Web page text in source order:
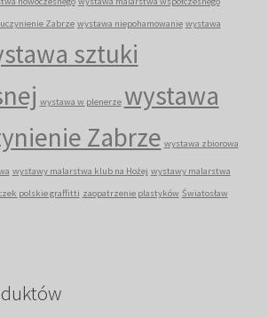
Zabrze wystawa niepohamowanie wystawa
sztuki
wystawa w plenerze wystawa
Zabrze wystawa zbiorowa
wystawy malarstwa klub na Hożej wystawy malarstwa
polskie graffitti zaopatrzenie plastyków Światosław